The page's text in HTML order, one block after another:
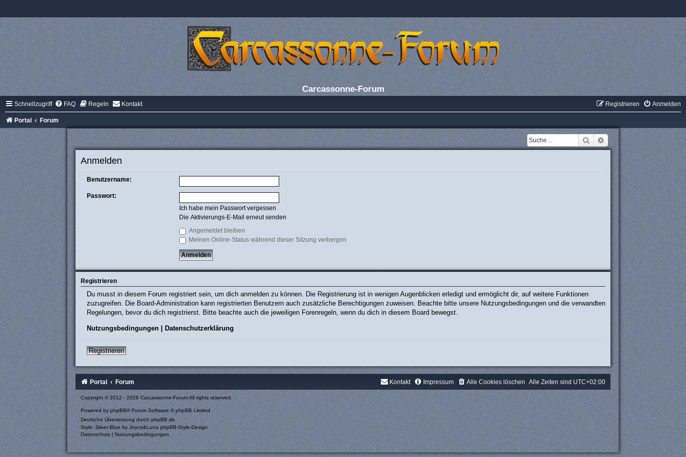
Carcassonne-Forum
Schnellzugriff FAQ Regeln Kontakt Anmelden
Registrieren
Portal Forum
Suche Erweiterte Suche
Anmelden
Benutzername:
Passwort:
Ich habe mein Passwort vergessen
Die Aktivierungs-E-Mail erneut senden
Angemeldet bleiben
Meinen Online-Status während dieser Sitzung verbergen
Registrieren
Du musst in diesem Forum registriert sein, um dich anmelden zu können. Die Registrierung ist in wenigen Augenblicken erledigt und ermöglicht dir, auf weitere Funktionen
zuzugreifen. Die Board-Administration kann registrierten Benutzern auch zusätzliche Berechtigungen zuweisen. Beachte bitte unsere Nutzungsbedingungen und die verwandten
Regelungen, bevor du dich registrierst. Bitte beachte auch die jeweiligen Forenregeln, wenn du dich in diesem Board bewegst.
Nutzungsbedingungen| Datenschutzerklärung
Registrieren
Portal Forum Alle Zeiten sind UTC+02:00
Alle Cookies löschen
Impressum
Kontakt
Copyright © 2012 - 2026 Carcassonne-Forum All rights reserved.
Powered by phpBB® Forum Software © phpBB Limited
Deutsche Übersetzung durchphpBB.de
Style: Silver-Blue by Joyce&Luna phpBB-Style-Design
Datenschutz | Nutzungsbedingungen